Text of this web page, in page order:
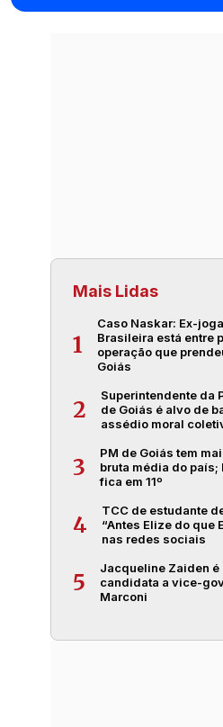
Mais Lidas
1
Caso Naskar: Ex-
Brasileira está entre
operação que
Goiás
2
Superintendente da
de Goiás é alvo de
assédio moral
3
PM de Goiás tem
bruta média do país;
fica em 11º
4
TCC de estudante
“Antes Elize do que
nas redes sociais
5
Jacqueline Zaiden
candidata a vice-
Marconi